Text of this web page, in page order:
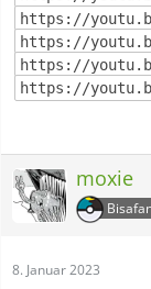
https://
https://
https://youtu.be/
https://
moxie
8. Januar 2023